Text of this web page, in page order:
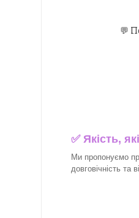
💬
✅Якість,
Ми пропонуємо
довговічність та